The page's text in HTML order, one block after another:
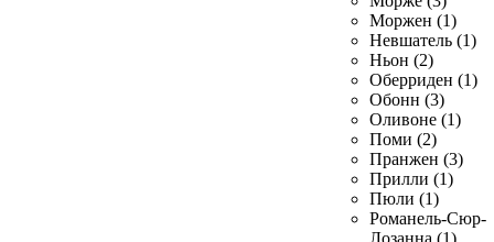
Моржен (1)
Невшатель (1)
Ньон (2)
Оберриден (1)
Обонн (3)
Оливоне (1)
Поми (2)
Пранжен (3)
Прилли (1)
Пюли (1)
Романель-Сюр-
Лозанна (1)